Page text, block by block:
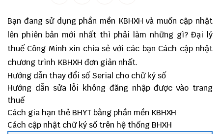
Bạn đang sử dụng phần mền KBHXH và muốn cập nhật
lên phiên bản mới nhất thì phải làm những gì?Đại lý
thuế Công Minh xin chia sẻ với các bạn Cách cập nhật
chương trình KBHXH đơn giản nhất.
Hướng dẫn thay đổi số Serial cho chữ ký số
Hướng dẫn sửa lỗi không đăng nhập được vào trang
thuế
Cách gia hạn thẻ BHYT bằng phần mền KBHXH
Cách cập nhật chữ ký số trên hệ thống BHXH